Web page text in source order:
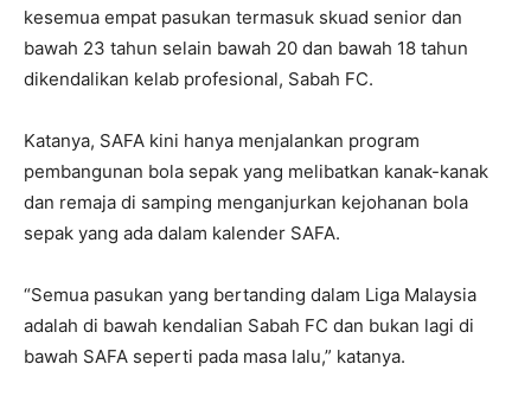
kesemua empat pasukan termasuk skuad senior dan
bawah 23 tahun selain bawah 20 dan bawah 18 tahun
dikendalikan kelab profesional, Sabah FC.
Katanya, SAFA kini hanya menjalankan program
pembangunan bola sepak yang melibatkan kanak-kanak
dan remaja di samping menganjurkan kejohanan bola
sepak yang ada dalam kalender SAFA.
“Semua pasukan yang bertanding dalam Liga Malaysia
adalah di bawah kendalian Sabah FC dan bukan lagi di
bawah SAFA seperti pada masa lalu,” katanya.